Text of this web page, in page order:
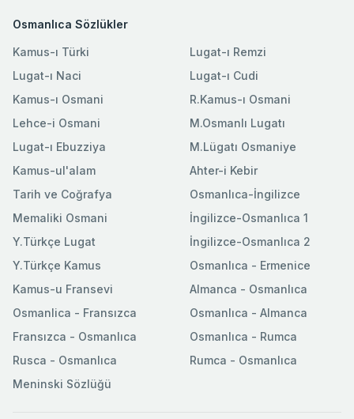
Osmanlıca Sözlükler
Kamus-ı Türki
Lugat-ı Naci
Kamus-ı Osmani
Lehce-i Osmani
Lugat-ı Ebuzziya
Lugat-ı Remzi
Lugat-ı Cudi
R.Kamus-ı Osmani
M.Osmanlı Lugatı
M.Lügatı Osmaniye
Kamus-ul'alam
Tarih ve Coğrafya
Memaliki Osmani
Y.Türkçe Lugat
Y.Türkçe Kamus
Ahter-i Kebir
Osmanlıca-İngilizce
İngilizce-Osmanlıca 1
İngilizce-Osmanlıca 2
Osmanlıca - Ermenice
Kamus-u Fransevi
Osmanlica - Fransızca
Fransızca - Osmanlıca
Rusca - Osmanlıca
Meninski Sözlüğü
Almanca - Osmanlıca
Osmanlıca - Almanca
Osmanlıca - Rumca
Rumca - Osmanlıca